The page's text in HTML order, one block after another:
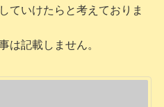
ていけたらと考えておりま
は記載しません。